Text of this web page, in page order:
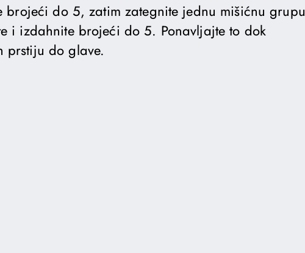
brojeći do 5, zatim zategnite jednu mišićnu grupu
i izdahnite brojeći do 5. Ponavljajte to dok
prstiju do glave.